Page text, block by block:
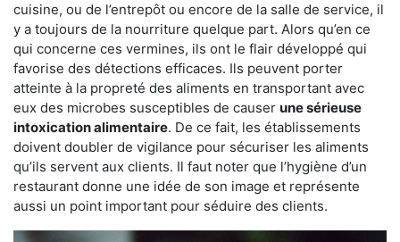
cuisine, ou de l’entrepôt ou encore de la salle de service, il
y a toujours de la nourriture quelque part. Alors qu’en ce
qui concerne ces vermines, ils ont le flair développé qui
favorise des détections efficaces. Ils peuvent porter
atteinte à la propreté des aliments en transportant avec
eux des microbes susceptibles de causer une sérieuse
intoxication alimentaire. De ce fait, les établissements
doivent doubler de vigilance pour sécuriser les aliments
qu’ils servent aux clients. Il faut noter que l’hygiène d’un
restaurant donne une idée de son image et représente
aussi un point important pour séduire des clients.